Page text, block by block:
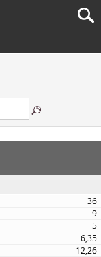
36
9
5
6,35
12,26